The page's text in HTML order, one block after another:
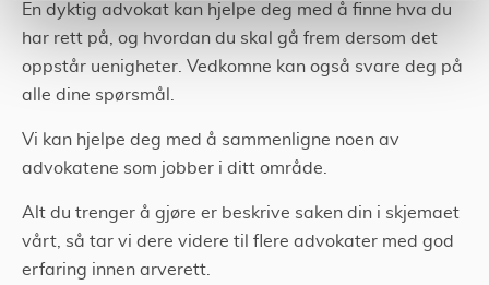
En dyktig advokat kan hjelpe deg med å finne hva du
har rett på, og hvordan du skal gå frem dersom det
oppstår uenigheter. Vedkomne kan også svare deg på
alle dine spørsmål.
Vi kan hjelpe deg med å sammenligne noen av
advokatene som jobber i ditt område.
Alt du trenger å gjøre er beskrive saken din i skjemaet
vårt, så tar vi dere videre til flere advokater med god
erfaring innen arverett.